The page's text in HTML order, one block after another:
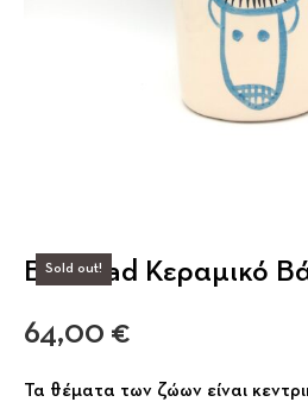
Sold out!
Bullhead Κεραμικό
64,00 €
Τα θέματα των ζώων είναι